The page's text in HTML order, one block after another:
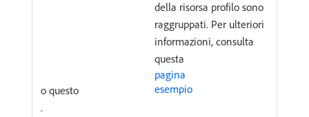
della risorsa profilo sono
raggruppati. Per ulteriori
informazioni, consulta
questa
pagina
o questo
esempio
.